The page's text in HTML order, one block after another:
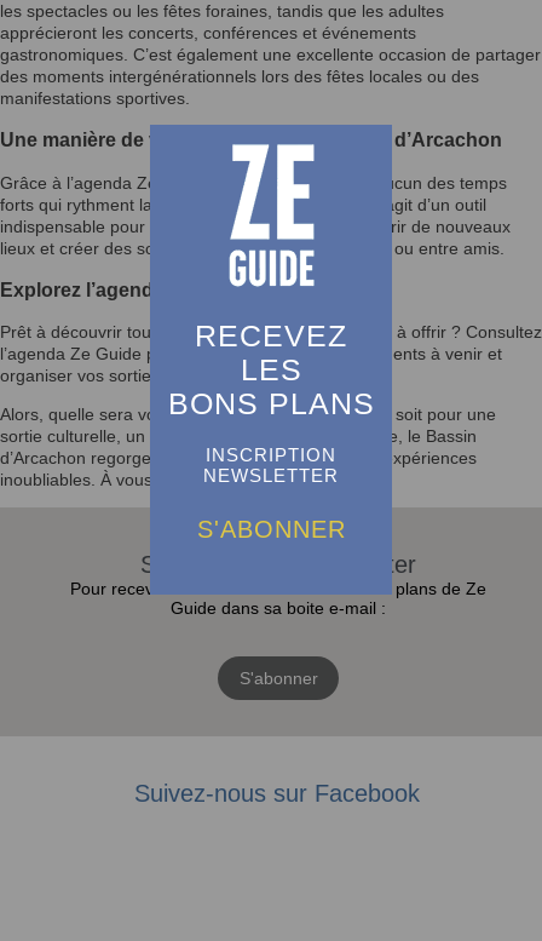
RECEVEZ
LES
BONS PLANS
INSCRIPTION
NEWSLETTER
S'ABONNER
les spectacles ou les fêtes foraines, tandis que les adultes
apprécieront les concerts, conférences et événements
gastronomiques. C’est également une excellente occasion de partager
des moments intergénérationnels lors des fêtes locales ou des
manifestations sportives.
Une manière de vivre pleinement le Bassin d’Arcachon
Grâce à l’agenda Ze Guide, vous ne manquerez aucun des temps
forts qui rythment la vie du Bassin d’Arcachon. Il s’agit d’un outil
indispensable pour enrichir votre quotidien, découvrir de nouveaux
lieux et créer des souvenirs mémorables en famille ou entre amis.
Explorez l’agenda et laissez-vous inspirer
Prêt à découvrir tout ce que le Bassin d’Arcachon a à offrir ? Consultez
l’agenda Ze Guide pour rester informé des événements à venir et
organiser vos sorties selon vos envies.
Alors, quelle sera votre prochaine activité ? Que ce soit pour une
sortie culturelle, un festival ou un moment en famille, le Bassin
d’Arcachon regorge d’opportunités pour vivre des expériences
inoubliables. À vous de jouer !
S'abonner à la Newsletter
Pour recevoir toutes les actualités et bons plans de Ze
Guide dans sa boite e-mail :
S'abonner
Suivez-nous sur Facebook